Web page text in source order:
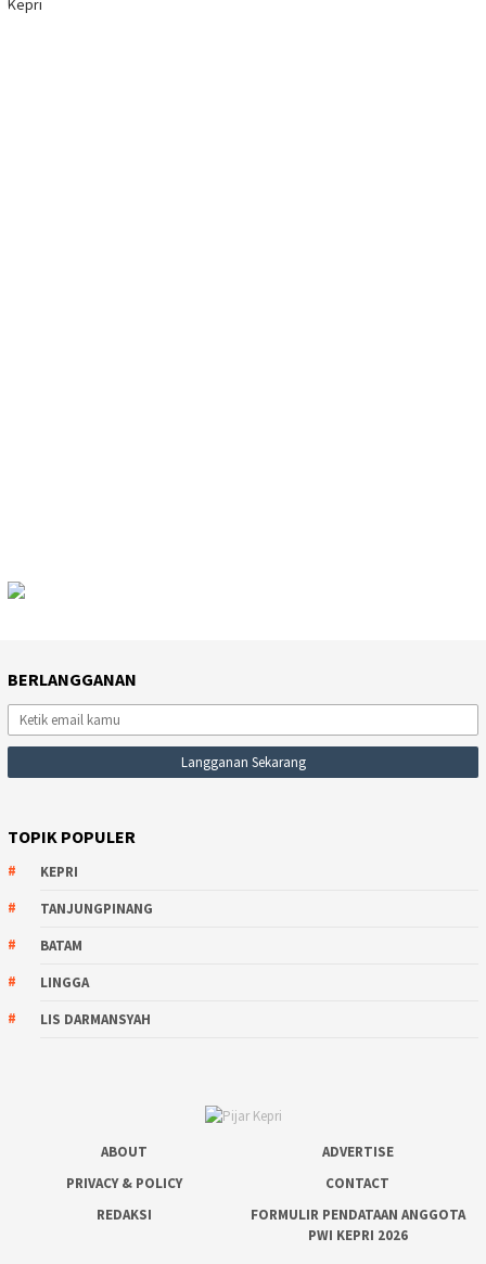
BERLANGGANAN
TOPIK POPULER
KEPRI
TANJUNGPINANG
BATAM
LINGGA
LIS DARMANSYAH
ABOUT
ADVERTISE
PRIVACY & POLICY
CONTACT
REDAKSI
FORMULIR PENDATAAN ANGGOTA
PWI KEPRI 2026